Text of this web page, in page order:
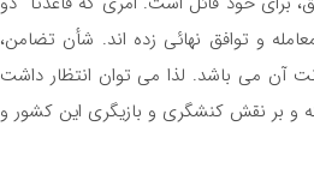
و توافق نهائی زده اند. شأن تضامن،
می باشد. لذا می توان انتظار داشت
بر نقش کنشگری و بازیگری این کشور و